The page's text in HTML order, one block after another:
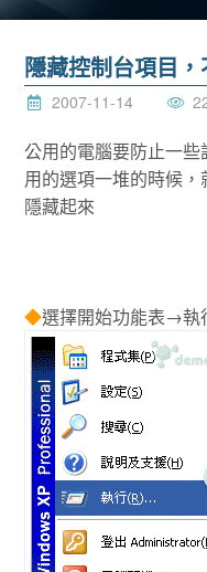
隱藏控制台項目
2007-11-14
公用的電腦要防止一
用的選項一堆的時候
隱藏起來
◆選擇開始功能表→執